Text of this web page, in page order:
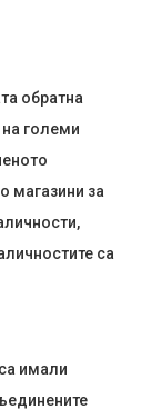
обратна
на големи
магазини за
са
имали